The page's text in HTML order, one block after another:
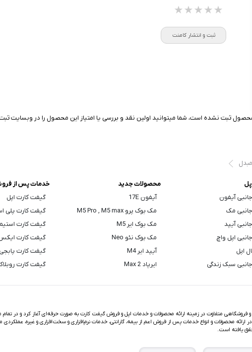
★★★★★
★★★★★
★★★★★
ثبت و انتشار کامنت
ثبت نشده است، شما میتوانید اولین نقد و بررسی یا امتیاز این محصول را در وبسایت
آیفون
جانبی مک
آیپد
اپل واچ
اپل
جانبی سبک زندگی
محصولات جدید
آیفون 17E
مک بوک پرو M5 Pro , M5 max
مک بوک ایر M5
مک بوک نئو Neo
آیپد ایر M4
ایرپاد Max 2
خدمات پس از
گیفت کارت اپل
گیفت کارت پلی
گیفت کارت
گیفت کارت
گیفت کارت پابجی
گیفت کارت
متفاوت در زمینه ارائه محصولات و خدمات اپل و فروش گیفت کارت به صورت حرفه‌ای آغاز کرد و در تمام
ارائه محصولات و انواع خدمات پس از فروش اعم از بیمه، گارانتی، خدمات نرم‌افزاری و سخت‌افزاری و غیره،
یافته است.